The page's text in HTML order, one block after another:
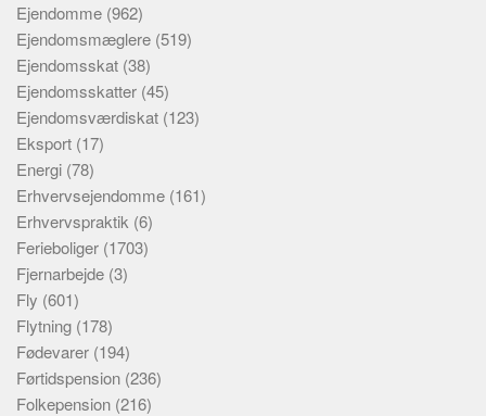
Ejendomme (962)
Ejendomsmæglere (519)
Ejendomsskat (38)
Ejendomsskatter (45)
Ejendomsværdiskat (123)
Eksport (17)
Energi (78)
Erhvervsejendomme (161)
Erhvervspraktik (6)
Ferieboliger (1703)
Fjernarbejde (3)
Fly (601)
Flytning (178)
Fødevarer (194)
Førtidspension (236)
Folkepension (216)